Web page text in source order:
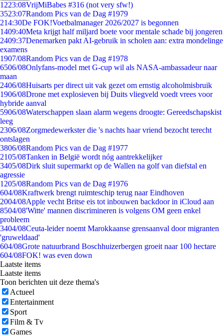
1223:08VrijMiBabes #316 (not very sfw!)
3523:07Random Pics van de Dag #1979
214:30De FOK!Voetbalmanager 2026/2027 is begonnen
1409:40Meta krijgt half miljard boete voor mentale schade bij jongeren
2409:37Denemarken pakt AI-gebruik in scholen aan: extra mondelinge
examens
1907/08Random Pics van de Dag #1978
6506/08Onlyfans-model met G-cup wil als NASA-ambassadeur naar
maan
2406/08Huisarts per direct uit vak gezet om ernstig alcoholmisbruik
1906/08Drone met explosieven bij Duits vliegveld voedt vrees voor
hybride aanval
5906/08Waterschappen slaan alarm wegens droogte: Gereedschapskist
leeg
2306/08Zorgmedewerkster die 's nachts haar vriend bezocht terecht
ontslagen
3806/08Random Pics van de Dag #1977
2105/08Tanken in België wordt nóg aantrekkelijker
3405/08Dirk sluit supermarkt op de Wallen na golf van diefstal en
agressie
1205/08Random Pics van de Dag #1976
604/08Kraftwerk brengt ruimteschip terug naar Eindhoven
2004/08Apple vecht Britse eis tot inbouwen backdoor in iCloud aan
8504/08'Witte' mannen discrimineren is volgens OM geen enkel
probleem
3404/08Ceuta-leider noemt Marokkaanse grensaanval door migranten
'gruweldaad'
604/08Grote natuurbrand Boschhuizerbergen groeit naar 100 hectare
604/08FOK! was even down
Laatste items
Laatste items
Toon berichten uit deze thema's
Actueel
Entertainment
Sport
Film & Tv
Games